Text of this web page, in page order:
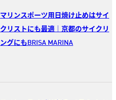
マリンスポーツ用日焼け止めはサイ
クリストにも最適｜京都のサイクリ
ングにもBRISA MARINA